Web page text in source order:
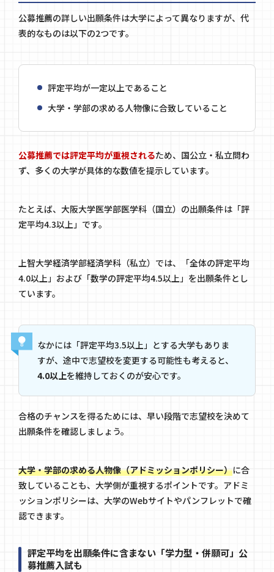
公募推薦の詳しい出願条件は大学によって異なりますが、代
表的なものは以下の2つです。
評定平均が一定以上であること
大学・学部の求める人物像に合致していること
公募推薦では評定平均が重視されるため、国公立・私立問わ
ず、多くの大学が具体的な数値を提示しています。
たとえば、 大阪大学医学部医学科 （国立）の出願条件は「評
定平均4.3以上」です。
上智大学経済学部経済学科 （私立）では、「全体の評定平均
4.0以上」および「数学の評定平均4.5以上」を出願条件とし
ています。
なかには「評定平均3.5以上」とする大学もありま
すが、途中で志望校を変更する可能性も考えると、
4.0以上を維持しておくのが安心です。
合格のチャンスを得るためには、早い段階で志望校を決めて
出願条件を確認しましょう。
大学・学部の求める人物像（アドミッションポリシー）に合
致していることも、大学側が重視するポイントです。アドミ
ッションポリシーは、大学のWebサイトやパンフレットで確
認できます。
評定平均を出願条件に含まない「学力型・併願可」公
募推薦入試も